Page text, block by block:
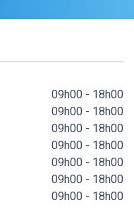
09h00 - 18h00
09h00 - 18h00
09h00 - 18h00
09h00 - 18h00
09h00 - 18h00
09h00 - 18h00
09h00 - 18h00